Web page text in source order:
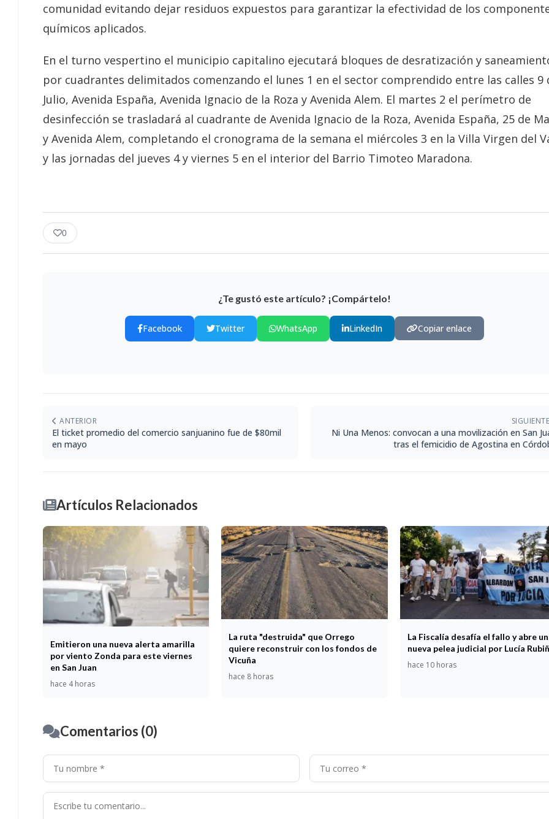
comunidad evitando dejar residuos expuestos para garantizar la efectividad de los
químicos aplicados.
En el turno vespertino el municipio capitalino ejecutará bloques de desratización y
por cuadrantes delimitados comenzando el lunes 1 en el sector comprendido entre las calles 9
Julio, Avenida España, Avenida Ignacio de la Roza y Avenida Alem. El martes 2 el perímetro de
desinfección se trasladará al cuadrante de Avenida Ignacio de la Roza, Avenida España, 25 de
y Avenida Alem, completando el cronograma de la semana el miércoles 3 en la Villa Virgen del
y las jornadas del jueves 4 y viernes 5 en el interior del Barrio Timoteo Maradona.
0
¿Te gustó este artículo? ¡Compártelo!
Facebook Twitter WhatsApp LinkedIn Copiar enlace
ANTERIOR
El ticket promedio del comercio sanjuanino fue de $80mil
en mayo
SIGUIENTE
Ni Una Menos: convocan a una movilización en San
tras el femicidio de Agostina en
Artículos Relacionados
Emitieron una nueva alerta amarilla
por viento Zonda para este viernes
en San Juan
hace 4 horas
La ruta "destruida" que Orrego
quiere reconstruir con los fondos de
Vicuña
hace 8 horas
La Fiscalía desafía el fallo y abre
nueva pelea judicial por Lucía
hace 10 horas
Comentarios (0)